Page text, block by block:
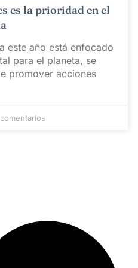
es la prioridad en el
este año está enfocado
para el planeta, se
promover acciones